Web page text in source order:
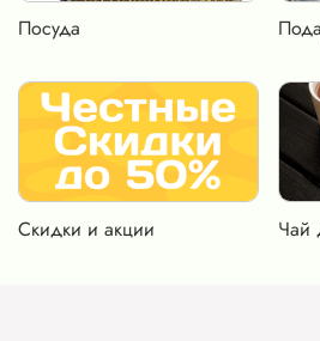
Посуда
Скидки и акции Чай